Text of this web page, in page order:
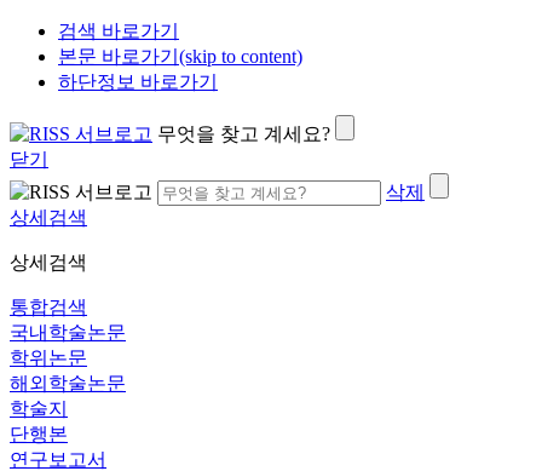
검색 바로가기
본문 바로가기(skip to content)
하단정보 바로가기
무엇을 찾고 계세요?
닫기
삭제
상세검색
상세검색
통합검색
국내학술논문
학위논문
해외학술논문
학술지
단행본
연구보고서